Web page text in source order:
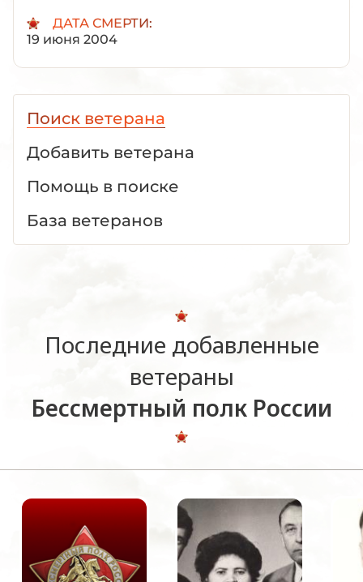
ДАТА СМЕРТИ:
19 июня 2004
Поиск ветерана
Добавить ветерана
Помощь в поиске
База ветеранов
Последние добавленные
ветераны
Бессмертный полк России